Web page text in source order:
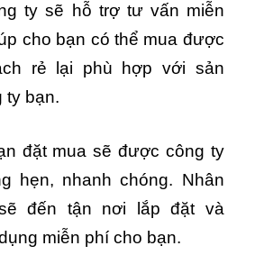
ty sẽ hỗ trợ tư vấn miễn
cho bạn có thể mua được
rẻ lại phù hợp với sản
ty bạn.
đặt mua sẽ được công ty
hẹn, nhanh chóng. Nhân
đến tận nơi lắp đặt và
miễn phí cho bạn.